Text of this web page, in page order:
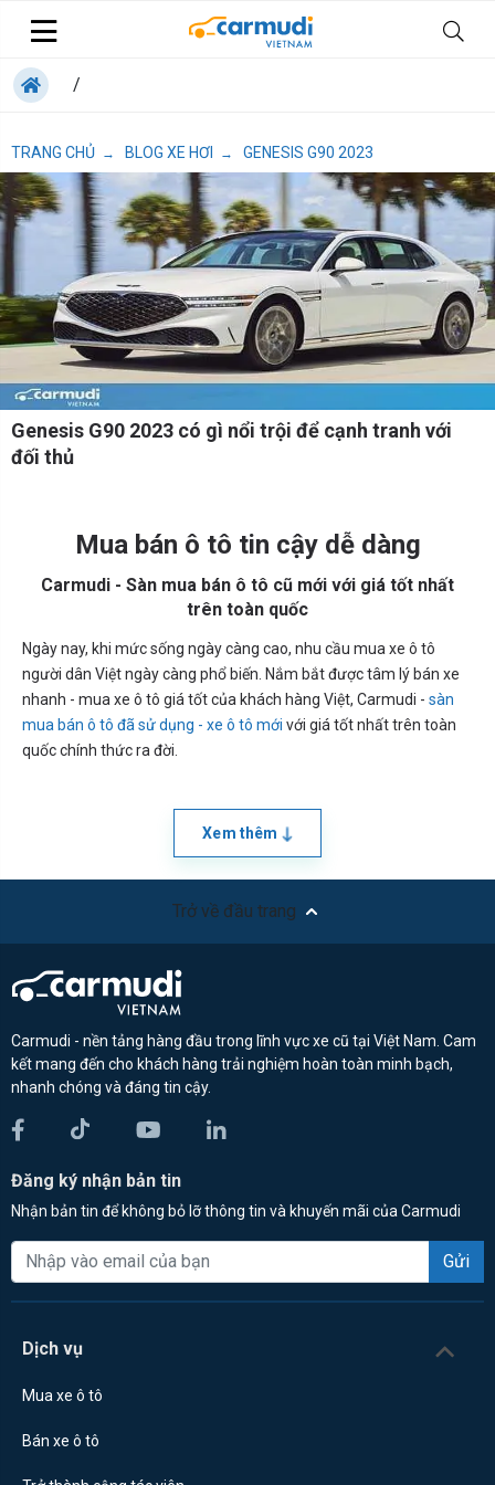
/
TRANG CHỦ → BLOG XE HƠI → GENESIS G90 2023
Genesis G90 2023 có gì nổi trội để cạnh tranh với
đối thủ
Mua bán ô tô tin cậy dễ dàng
Carmudi - Sàn mua bán ô tô cũ mới với giá tốt nhất
trên toàn quốc
Ngày nay, khi mức sống ngày càng cao, nhu cầu mua xe ô tô
người dân Việt ngày càng phổ biến. Nắm bắt được tâm lý bán xe
nhanh - mua xe ô tô giá tốt của khách hàng Việt, Carmudi - sàn
mua bán ô tô đã sử dụng - xe ô tô mới với giá tốt nhất trên toàn
quốc chính thức ra đời.
Xem thêm
Trở về đầu trang
Carmudi - nền tảng hàng đầu trong lĩnh vực xe cũ tại Việt Nam. Cam
kết mang đến cho khách hàng trải nghiệm hoàn toàn minh bạch,
nhanh chóng và đáng tin cậy.
Đăng ký nhận bản tin
Nhận bản tin để không bỏ lỡ thông tin và khuyến mãi của Carmudi
Gửi
Dịch vụ
Mua xe ô tô
Bán xe ô tô